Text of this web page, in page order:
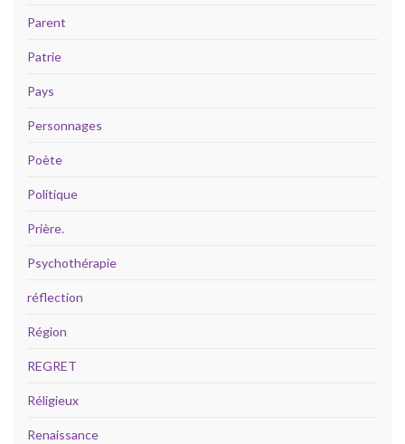
Parent
Patrie
Pays
Personnages
Poète
Politique
Prière.
Psychothérapie
réflection
Région
REGRET
Réligieux
Renaissance